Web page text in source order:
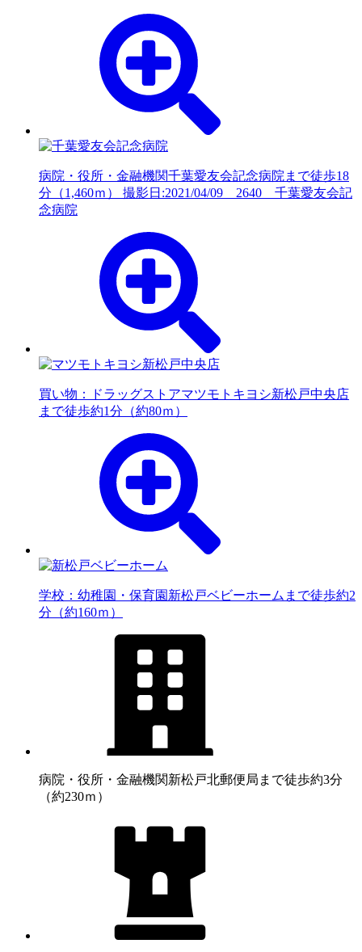
病院・役所・金融機関千葉愛友会記念病院まで徒歩18
分（1,460ｍ） 撮影日:2021/04/09 2640 千葉愛友会記
念病院
買い物：ドラッグストアマツモトキヨシ新松戸中央店
まで徒歩約1分（約80ｍ）
学校：幼稚園・保育園 新松戸ベビーホームまで徒歩約2
分（約160ｍ）
病院・役所・金融機関新松戸北郵便局まで徒歩約3分
（約230ｍ）